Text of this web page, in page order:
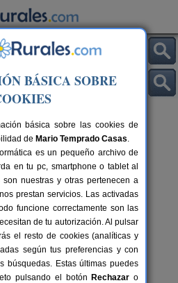
turismo rural en Cataluña (
online, 14 con disponibilidad.)
6+6 pers.
desde25 €
Tous
(Barcelona)
BÁSICA SOBRE
básica sobre las cookies de
de Mario Temprado Casas.
es un pequeño archivo de
en tu pc, smartphone o tablet al
nuestras y otras pertenecen a
prestan servicios. Las activadas
funcione correctamente son las
de tu autorización. Al pulsar
el resto de cookies (analíticas y
según tus preferencias y con
búsquedas. Estas últimas puedes
pulsando el botón Rechazar o